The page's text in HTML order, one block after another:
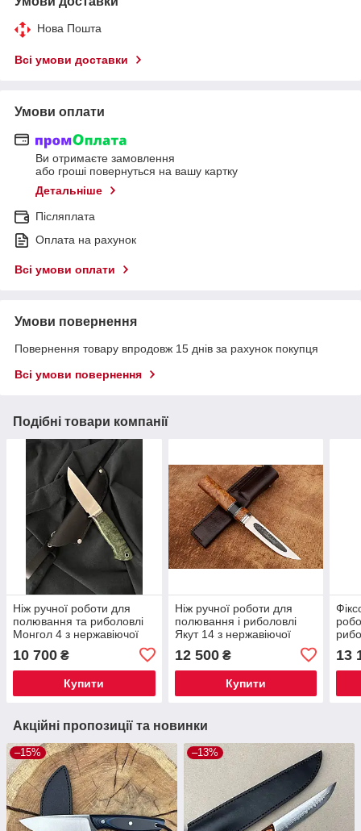
Нова Пошта
Всі умови доставки
Умови оплати
Ви отримаєте замовлення
або гроші повернуться на вашу картку
Детальніше
Післяплата
Оплата на рахунок
Всі умови оплати
Умови повернення
Повернення товару впродовж 15 днів за рахунок покупця
Всі умови повернення
Подібні товари компанії
Ніж ручної роботи для
полювання та риболовлі
Монгол 4 з нержавіючої
шкіряний чохол у
комплекті
10 700 ₴
Купити
Ніж ручної роботи для
полювання і риболовлі
Якут 14 з нержавіючої
шкіряним чохлом у
комплекті
12 500₴
Купити
13
Акційні пропозиції та новинки
–15% –13%